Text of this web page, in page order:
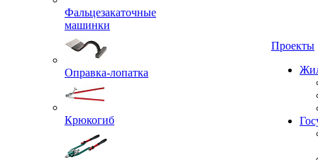
Фальцезакаточные
машинки
Оправка-лопатка
Крюкогиб